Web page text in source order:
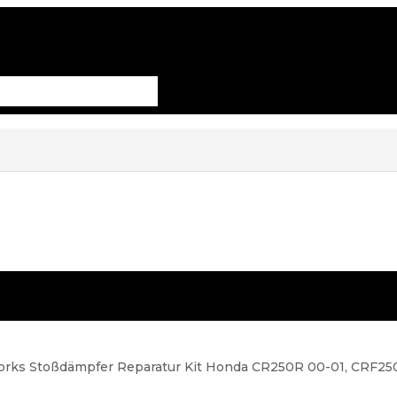
Stoßdämpfer Reparatur Kit Honda CR250R 00-01,